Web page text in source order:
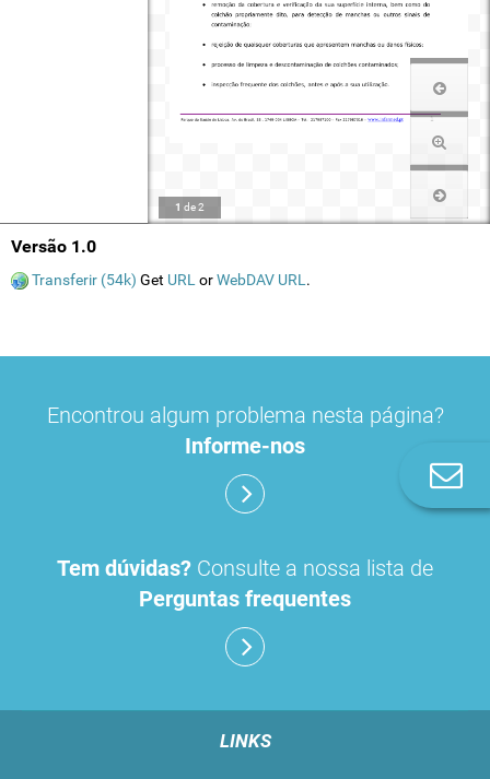
1 de2
Versão 1.0
Transferir (54k) Get URL orWebDAV URL .
Encontrou algum problema nesta página?
Informe-nos
Tem dúvidas? Consulte a nossa lista de
Perguntas frequentes
LINKS